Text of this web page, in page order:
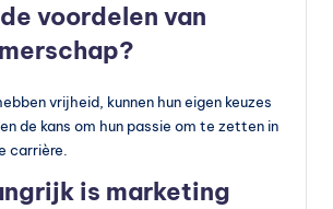
voordelen van
vrijheid, kunnen hun eigen keuzes
de kans om hun passie om te zetten in
carrière.
is marketing